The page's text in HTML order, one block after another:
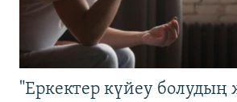
"Еркектер күйеу болудың